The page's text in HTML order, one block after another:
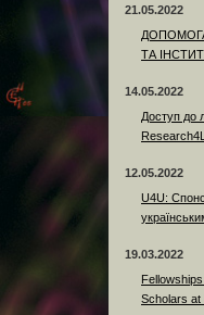
21.05.2022
ТА
14.05.2022
Доступ до
12.05.2022
U4U:
19.03.2022
Scholars at